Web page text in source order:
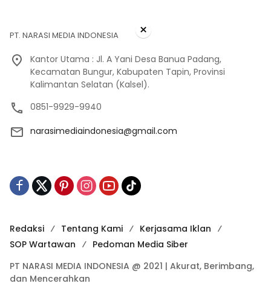
PT. NARASI MEDIA INDONESIA
Kantor Utama : Jl. A Yani Desa Banua Padang,
Kecamatan Bungur, Kabupaten Tapin, Provinsi
Kalimantan Selatan (Kalsel).
0851-9929-9940
narasimediaindonesia@gmail.com
Redaksi Tentang Kami
Kerjasama Iklan
SOP Wartawan
Pedoman Media Siber
PT NARASI MEDIA INDONESIA @ 2021 | Akurat, Berimbang,
dan Mencerahkan
×